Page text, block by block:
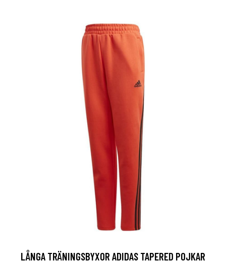
LÅNGA TRÄNINGSBYXOR ADIDAS TAPERED POJKAR